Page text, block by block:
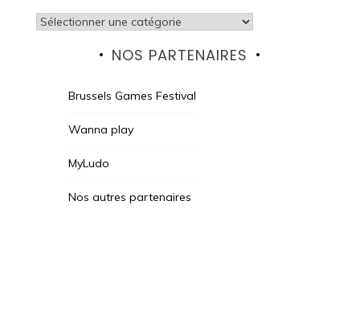
Catégories
NOS PARTENAIRES
Brussels Games Festival
Wanna play
MyLudo
Nos autres partenaires